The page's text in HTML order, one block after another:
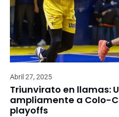
Abril 27, 2025
Triunvirato en llamas:
ampliamente a Colo-
playoffs